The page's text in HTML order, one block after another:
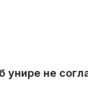
унире не